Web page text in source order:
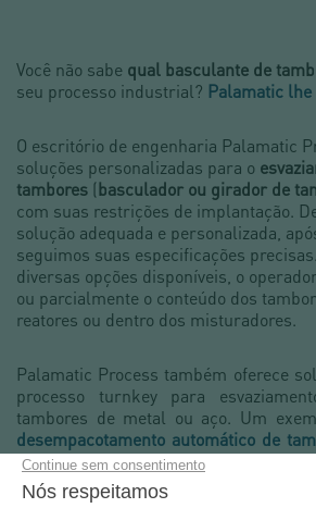
Você não sabe qual basculante de
seu processo industrial? Palamatic
O escritório de engenharia Palamatic
soluções personalizadas para o
tambores (basculador ou girador de
com suas restrições de implantação.
solução adequada e personalizada,
seguimos suas especificações
diversas opções disponíveis, o
ou parcialmente o conteúdo dos
reatores ou dentro dos misturadores.
Palamatic Process também oferece
processo turnkey para
tambores de metal ou aço. Um
desempacotamento automático de
equipada com um basculante de fácil
de 5 eixos. Esta linha de processo